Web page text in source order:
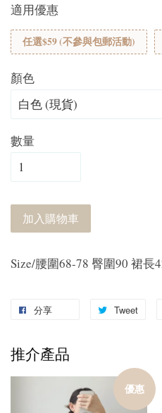
適用優惠
任選$59 (不參與包郵活動)
顏色
數量
加入購物車
Size/腰圍68-78 臀圍90 裙長
分享 Tweet
推介產品
優惠